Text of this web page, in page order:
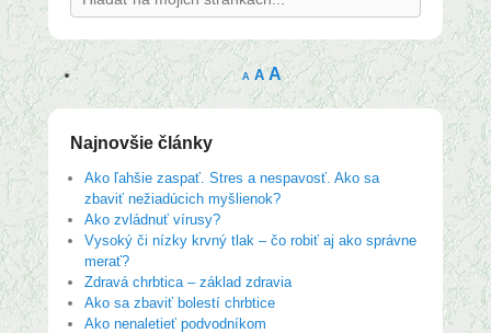
A A A
Najnovšie články
Ako ľahšie zaspať. Stres a nespavosť. Ako sa
zbaviť nežiadúcich myšlienok?
Ako zvládnuť vírusy?
Vysoký či nízky krvný tlak – čo robiť aj ako správne
merať?
Zdravá chrbtica – základ zdravia
Ako sa zbaviť bolestí chrbtice
Ako nenaletieť podvodníkom